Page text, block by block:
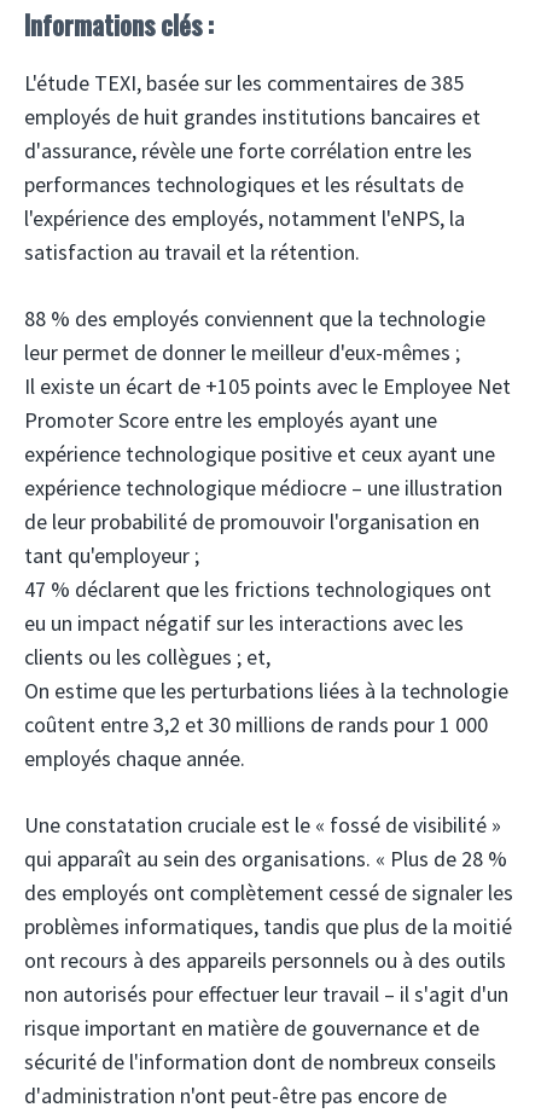
Informations clés :
L'étude TEXI, basée sur les commentaires de 385
employés de huit grandes institutions bancaires et
d'assurance, révèle une forte corrélation entre les
performances technologiques et les résultats de
l'expérience des employés, notamment l'eNPS, la
satisfaction au travail et la rétention.
88 % des employés conviennent que la technologie
leur permet de donner le meilleur d'eux-mêmes ;
Il existe un écart de +105 points avec le Employee Net
Promoter Score entre les employés ayant une
expérience technologique positive et ceux ayant une
expérience technologique médiocre – une illustration
de leur probabilité de promouvoir l'organisation en
tant qu'employeur ;
47 % déclarent que les frictions technologiques ont
eu un impact négatif sur les interactions avec les
clients ou les collègues ; et,
On estime que les perturbations liées à la technologie
coûtent entre 3,2 et 30 millions de rands pour 1 000
employés chaque année.
Une constatation cruciale est le « fossé de visibilité »
qui apparaît au sein des organisations. « Plus de 28 %
des employés ont complètement cessé de signaler les
problèmes informatiques, tandis que plus de la moitié
ont recours à des appareils personnels ou à des outils
non autorisés pour effectuer leur travail – il s'agit d'un
risque important en matière de gouvernance et de
sécurité de l'information dont de nombreux conseils
d'administration n'ont peut-être pas encore de